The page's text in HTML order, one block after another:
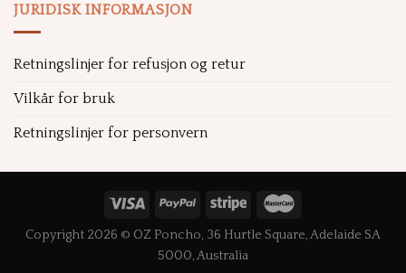
JURIDISK INFORMASJON
Retningslinjer for refusjon og retur
Vilkår for bruk
Retningslinjer for personvern
Copyright 2026 © OZ Poncho, 36 Hurtle Square, Adelaide SA
5000, Australia